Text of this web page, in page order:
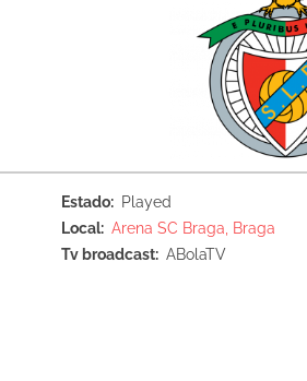
Estado
Played
Local
Arena SC Braga, Braga
Tv broadcast
ABolaTV